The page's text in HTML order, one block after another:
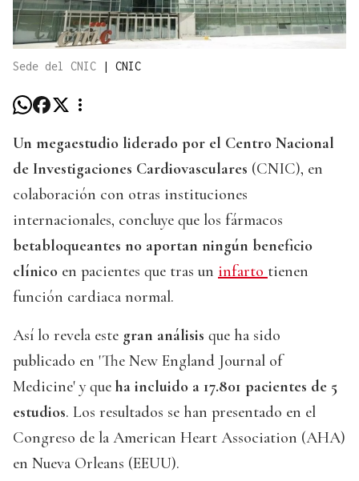
Sede del CNIC | CNIC
Un megaestudio liderado por el Centro Nacional
de Investigaciones Cardiovasculares (CNIC), en
colaboración con otras instituciones
internacionales, concluye que los fármacos
betabloqueantes no aportan ningún beneficio
clínico en pacientes que tras un infarto tienen
función cardiaca normal.
Así lo revela este gran análisis que ha sido
publicado en 'The New England Journal of
Medicine' y que ha incluido a 17.801 pacientes de 5
estudios. Los resultados se han presentado en el
Congreso de la American Heart Association (AHA)
en Nueva Orleans (EEUU).